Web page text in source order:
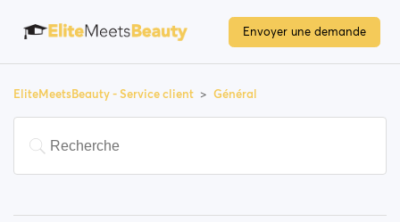
Envoyer une demande
EliteMeetsBeauty - Service client Général